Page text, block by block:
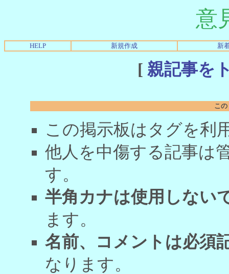
意
HELP 新規作成 新
[ 親記事を
こ
この掲示板はタグを利
他人を中傷する記事は
す。
半角カナは使用しない
ます。
名前、コメントは必須
なります。